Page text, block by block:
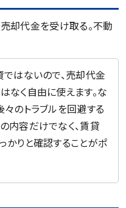
却代金を受け取る。不動
ではないので、売却代金
なく自由に使えます。な
のトラブルを回避する
内容だけでなく、賃貸
かりと確認することがポ